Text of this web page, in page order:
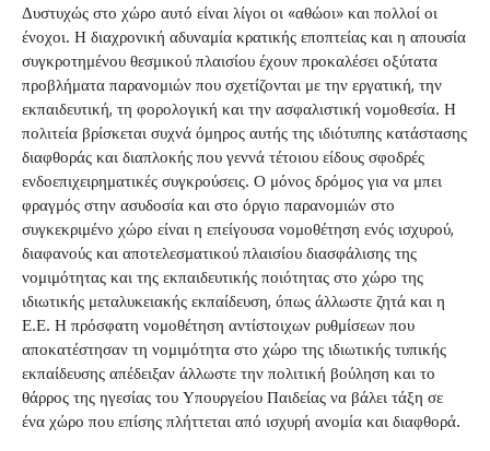
Δυστυχώς στο χώρο αυτό είναι λίγοι οι «αθώοι» και πολλοί οι
ένοχοι. Η διαχρονική αδυναμία κρατικής εποπτείας και η απουσία
συγκροτημένου θεσμικού πλαισίου έχουν προκαλέσει οξύτατα
προβλήματα παρανομιών που σχετίζονται με την εργατική, την
εκπαιδευτική, τη φορολογική και την ασφαλιστική νομοθεσία. Η
πολιτεία βρίσκεται συχνά όμηρος αυτής της ιδιότυπης κατάστασης
διαφθοράς και διαπλοκής που γεννά τέτοιου είδους σφοδρές
ενδοεπιχειρηματικές συγκρούσεις. Ο μόνος δρόμος για να μπει
φραγμός στην ασυδοσία και στο όργιο παρανομιών στο
συγκεκριμένο χώρο είναι η επείγουσα νομοθέτηση ενός ισχυρού,
διαφανούς και αποτελεσματικού πλαισίου διασφάλισης της
νομιμότητας και της εκπαιδευτικής ποιότητας στο χώρο της
ιδιωτικής μεταλυκειακής εκπαίδευση, όπως άλλωστε ζητά και η
Ε.Ε. Η πρόσφατη νομοθέτηση αντίστοιχων ρυθμίσεων που
αποκατέστησαν τη νομιμότητα στο χώρο της ιδιωτικής τυπικής
εκπαίδευσης απέδειξαν άλλωστε την πολιτική βούληση και το
θάρρος της ηγεσίας του Υπουργείου Παιδείας να βάλει τάξη σε
ένα χώρο που επίσης πλήττεται από ισχυρή ανομία και διαφθορά.